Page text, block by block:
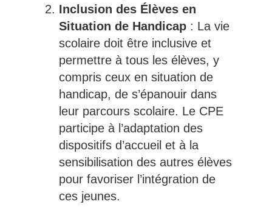
Inclusion des Élèves en
Situation de Handicap: La vie
scolaire doit être inclusive et
permettre à tous les élèves, y
compris ceux en situation de
handicap, de s’épanouir dans
leur parcours scolaire. Le CPE
participe à l’adaptation des
dispositifs d’accueil et à la
sensibilisation des autres élèves
pour favoriser l’intégration de
ces jeunes.